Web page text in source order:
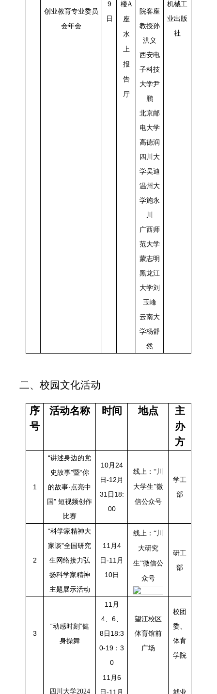
创业教育专业委员
会年会
9
日
楼A
座
水
上
报
告
厅
院客座
教授孙
洪义
西安电
子科技
大学尹
鹏
北京邮
电大学
高德润
四川大
学吴迪
温州大
学施永
川
广西师
范大学
蒙志明
黑龙江
大学刘
玉峰
云南大
学杨舒
然
机械工
业出版
社
二、校园文化活动
序
号
活动名称 时间 地点
主
办
方
1
“讲述身边的党
史故事”暨“你
的故事·点亮中
国” 短视频创作
比赛
10月24
日-12月
31日18:
00
线上：“川
大学生”微
信公众号
学工
部
2
“科学家精神大
家谈”全国研究
生网络接力弘
扬科学家精神
主题展示活动
11月4
日-11月
10日
线上：“川
大研究
生”微信公
众号
研工
部
3
“动感时刻”健
身操舞
11月
4、6、
8日18:3
0-19：3
0
望江校区
体育馆前
广场
校团
委、
体育
学院
四川大学2024
11月6
日-11月
就业